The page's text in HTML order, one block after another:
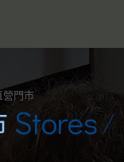
營門市
Stores